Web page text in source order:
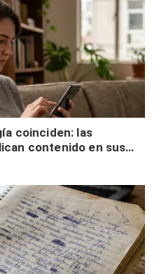
coinciden: las
contenido en sus
buscar validación